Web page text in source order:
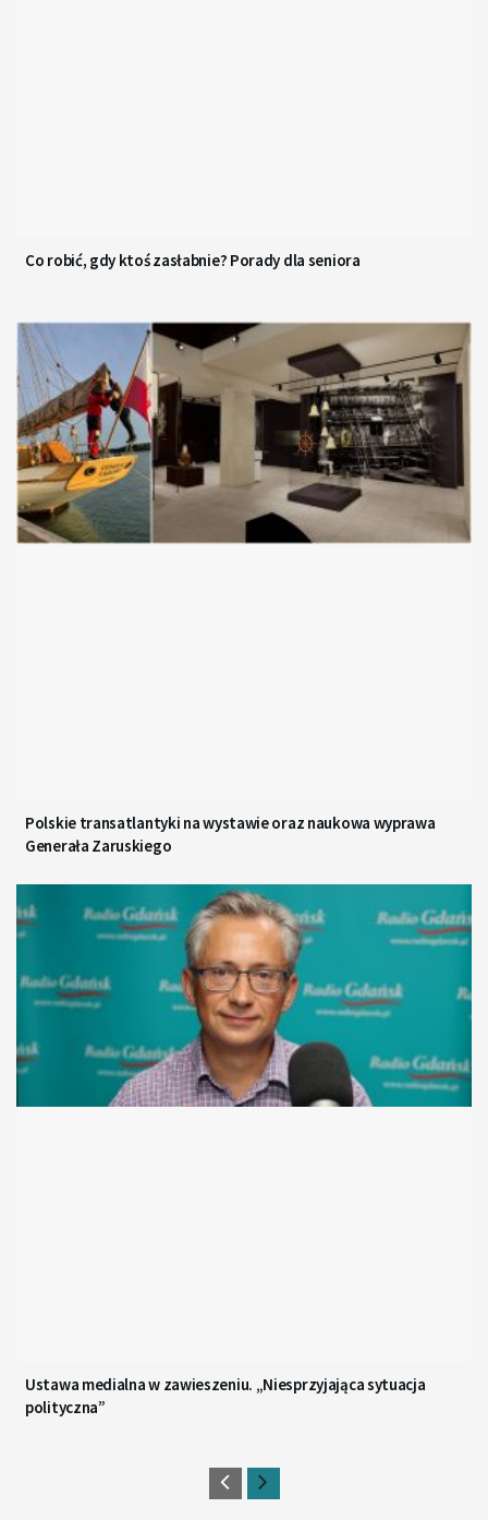
Co robić, gdy ktoś zasłabnie? Porady dla seniora
Polskie transatlantyki na wystawie oraz naukowa wyprawa
Generała Zaruskiego
Ustawa medialna w zawieszeniu. „Niesprzyjająca sytuacja
polityczna”